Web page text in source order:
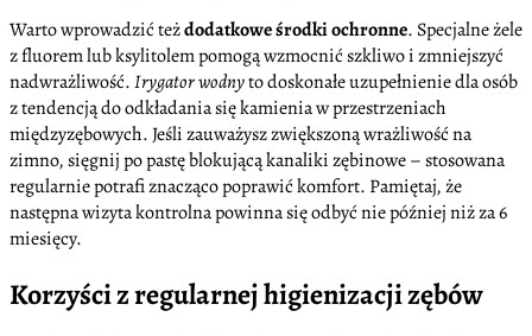
Warto wprowadzić teżdodatkowe środki ochronne. Specjalne żele
z fluorem lub ksylitolem pomogą wzmocnić szkliwo i zmniejszyć
nadwrażliwość.Irygator wodnyto doskonałe uzupełnienie dla osób
z tendencją do odkładania się kamienia w przestrzeniach
międzyzębowych. Jeśli zauważysz zwiększoną wrażliwość na
zimno, sięgnij po pastę blokującą kanaliki zębinowe – stosowana
regularnie potrafi znacząco poprawić komfort. Pamiętaj, że
następna wizyta kontrolna powinna się odbyć nie później niż za 6
miesięcy.
Korzyści z regularnej higienizacji zębów